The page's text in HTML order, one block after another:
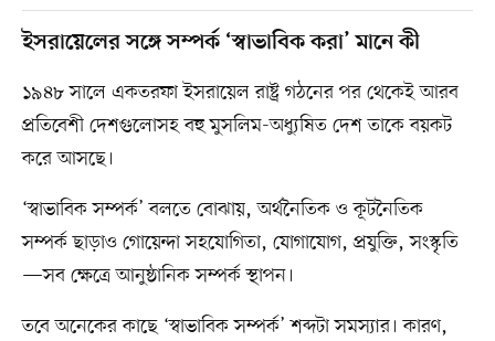
ইসরায়েলের সঙ্গে সম্পর্ক ‘স্বাভাবিক করা’ মানে কী
১৯৪৮ সালে একতরফা ইসরায়েল রাষ্ট্র গঠনের পর থেকেই আরব
প্রতিবেশী দেশগুলোসহ বহু মুসলিম-অধ্যুষিত দেশ তাকে বয়কট
করে আসছে।
‘স্বাভাবিক সম্পর্ক’ বলতে বোঝায়, অর্থনৈতিক ও কূটনৈতিক
সম্পর্ক ছাড়াও গোয়েন্দা সহযোগিতা, যোগাযোগ, প্রযুক্তি, সংস্কৃতি
—সব ক্ষেত্রে আনুষ্ঠানিক সম্পর্ক স্থাপন।
তবে অনেকের কাছে ‘স্বাভাবিক সম্পর্ক’ শব্দটা সমস্যার। কারণ,